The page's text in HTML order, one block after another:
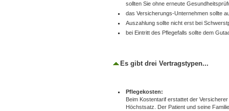
sollten Sie ohne erneute
das Versicherungs-Unternehmen sollte
Auszahlung sollte nicht erst bei
bei Eintritt des Pflegefalls sollte dem
Es gibt drei Vertragstypen...
Pflegekosten:
Beim Kostentarif erstattet der
Höchstsatz. Der Patient und seine